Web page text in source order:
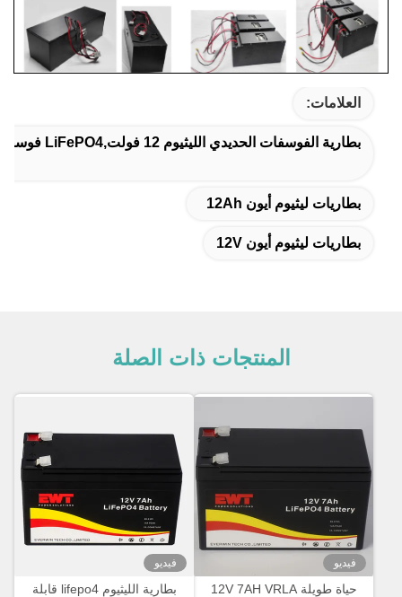
العلامات:
بطارية الفوسفات الحديدي الليثيوم 12 فولت,LiFePO4 فوسفات الحديد الليثيوم,أيونات الليثيوم وفوسفات الليثيوم
بطاريات ليثيوم أيون 12Ah
بطاريات ليثيوم أيون 12V
المنتجات ذات الصلة
فيديو
حياة طويلة 12V 7AH VRLA
فيديو
بطارية الليثيوم lifepo4 قابلة